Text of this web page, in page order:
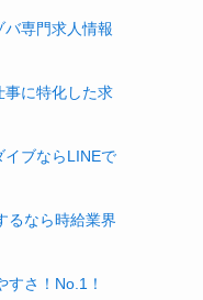
バ専門求人情報
事に特化した求
イブならLINEで
るなら時給業界
すさ！No.1！